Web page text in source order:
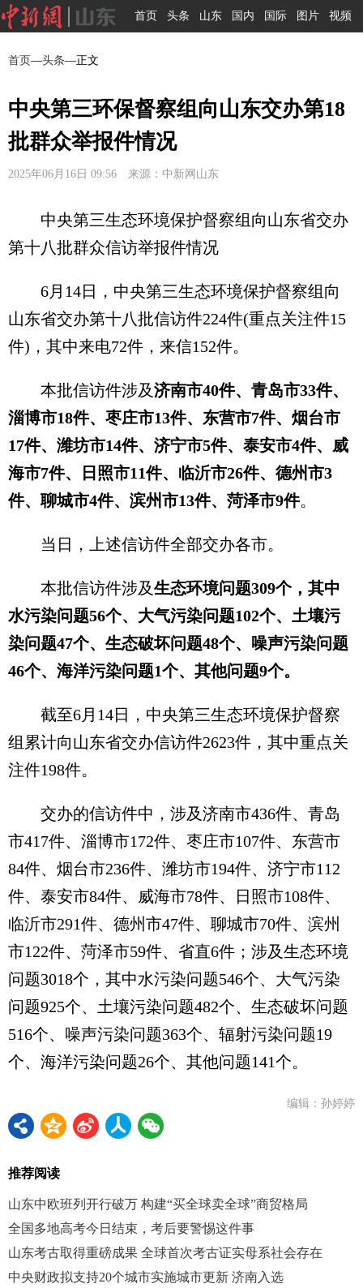
首页 头条 山东 国内 国际 图片 视频
首页—头条—正文
中央第三环保督察组向山东交办第18
批群众举报件情况
2025年06月16日 09:56 来源：中新网山东
中央第三生态环境保护督察组向山东省交办
第十八批群众信访举报件情况
6月14日，中央第三生态环境保护督察组向
山东省交办第十八批信访件224件(重点关注件15
件)，其中来电72件，来信152件。
本批信访件涉及济南市40件、青岛市33件、
淄博市18件、枣庄市13件、东营市7件、烟台市
17件、潍坊市14件、济宁市5件、泰安市4件、威
海市7件、日照市11件、临沂市26件、德州市3
件、聊城市4件、滨州市13件、菏泽市9件。
当日，上述信访件全部交办各市。
本批信访件涉及生态环境问题309个，其中
水污染问题56个、大气污染问题102个、土壤污
染问题47个、生态破坏问题48个、噪声污染问题
46个、海洋污染问题1个、其他问题9个。
截至6月14日，中央第三生态环境保护督察
组累计向山东省交办信访件2623件，其中重点关
注件198件。
交办的信访件中，涉及济南市436件、青岛
市417件、淄博市172件、枣庄市107件、东营市
84件、烟台市236件、潍坊市194件、济宁市112
件、泰安市84件、威海市78件、日照市108件、
临沂市291件、德州市47件、聊城市70件、滨州
市122件、菏泽市59件、省直6件；涉及生态环境
问题3018个，其中水污染问题546个、大气污染
问题925个、土壤污染问题482个、生态破坏问题
516个、噪声污染问题363个、辐射污染问题19
个、海洋污染问题26个、其他问题141个。
编辑：孙婷婷
推荐阅读
山东中欧班列开行破万 构建“买全球卖全球”商贸格局
全国多地高考今日结束，考后要警惕这件事
山东考古取得重磅成果 全球首次考古证实母系社会存在
中央财政拟支持20个城市实施城市更新 济南入选